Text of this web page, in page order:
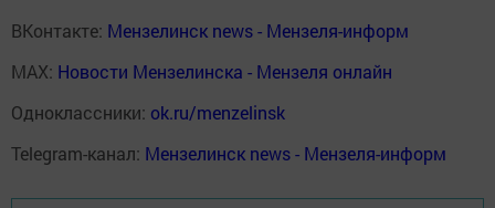
ВКонтакте: Мензелинск news - Мензеля-информ
MAX: Новости Мензелинска - Мензеля онлайн
Одноклассники: ok.ru/menzelinsk
Telegram-канал: Мензелинск news - Мензеля-информ